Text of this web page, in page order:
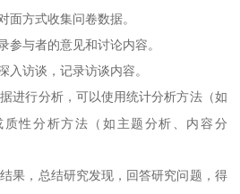
面方式收集问卷数据。
参与者的意见和讨论内容。
入访谈，记录访谈内容。
进行分析，可以使用统计分析方法（如
性分析方法（如主题分析、内容分
果，总结研究发现，回答研究问题，得